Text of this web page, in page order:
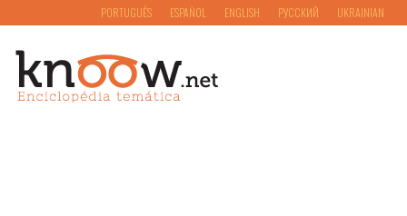
PORTUGUÊS ESPAÑOL ENGLISH РУССКИЙ UKRAINIAN